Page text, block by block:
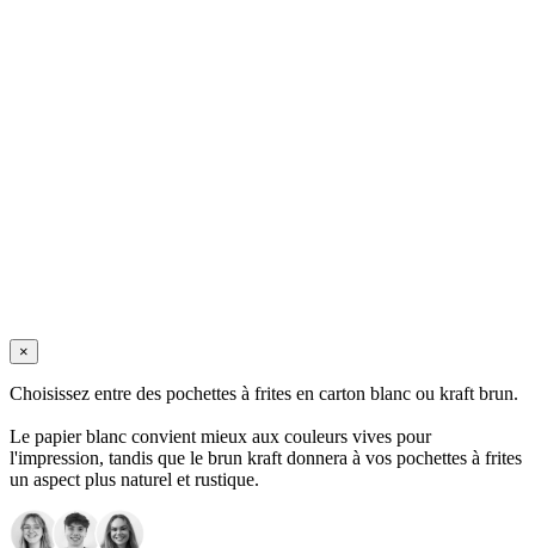
×
Choisissez entre des pochettes à frites en carton blanc ou kraft brun.
Le papier blanc convient mieux aux couleurs vives pour
l'impression, tandis que le brun kraft donnera à vos pochettes à frites
un aspect plus naturel et rustique.